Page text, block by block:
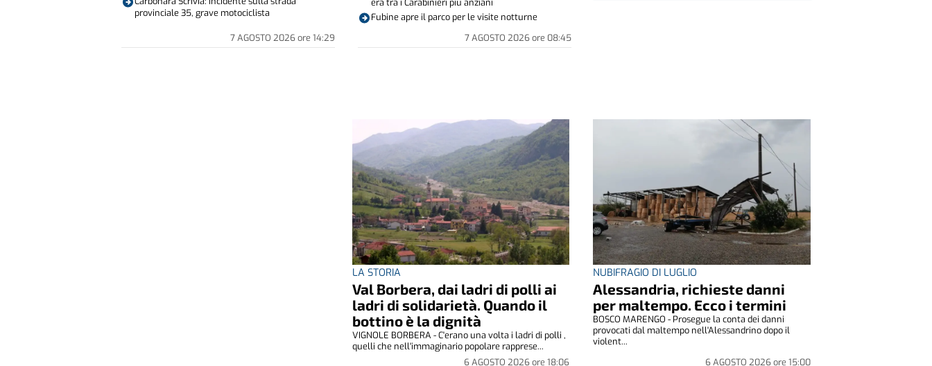
7 AGOSTO 2026ore 14:29
provinciale 35, grave motociclista
7 AGOSTO 2026ore 08:45
Fubine apre il parco per le visite notturne
LA STORIA
Val Borbera, dai ladri di polli ai
ladri di solidarietà. Quando il
bottino è la dignità
6 AGOSTO 2026ore 18:06
VIGNOLE BORBERA - C'erano una volta i ladri di polli ,
quelli che nell'immaginario popolare rapprese...
NUBIFRAGIO DI LUGLIO
Alessandria, richieste danni
per maltempo. Ecco i termini
6 AGOSTO 2026ore 15:00
BOSCO MARENGO - Prosegue la conta dei danni
provocati dal maltempo nell'Alessandrino dopo il
violent...